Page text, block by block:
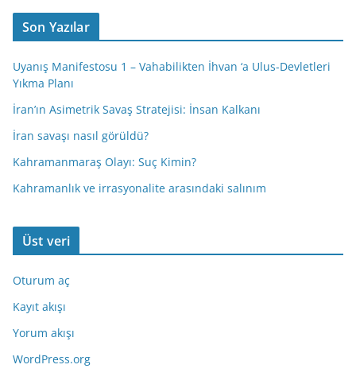
Son Yazılar
Uyanış Manifestosu 1 – Vahabilikten İhvan ‘a Ulus-Devletleri
Yıkma Planı
İran’ın Asimetrik Savaş Stratejisi: İnsan Kalkanı
İran savaşı nasıl görüldü?
Kahramanmaraş Olayı: Suç Kimin?
Kahramanlık ve irrasyonalite arasındaki salınım
Üst veri
Oturum aç
Kayıt akışı
Yorum akışı
WordPress.org